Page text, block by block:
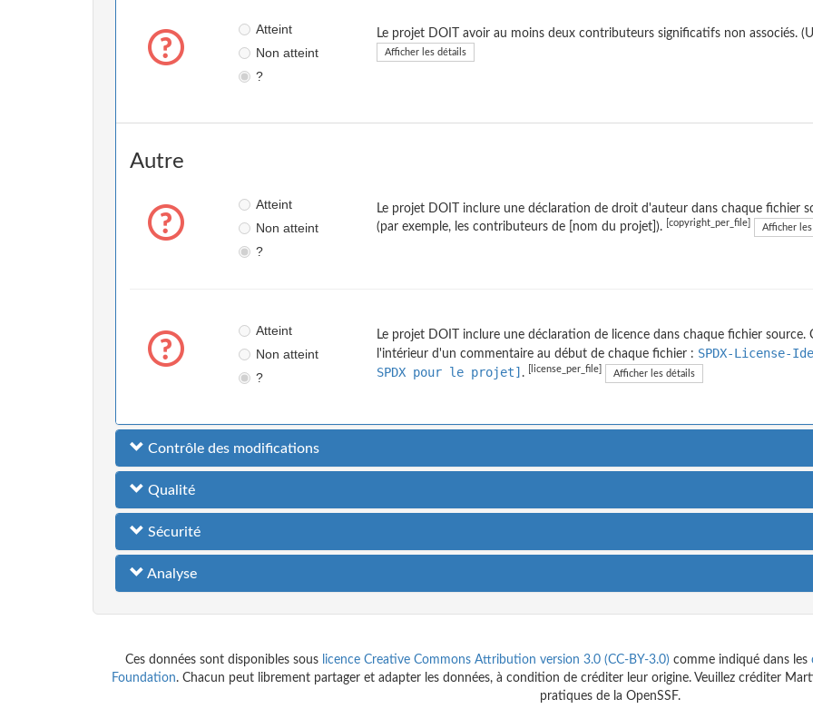
Atteint
Non atteint
?
Le projet DOIT avoir au moins deux contributeurs significatifs non associés.
Afficher les détails
Autre
Atteint
Non atteint
?
Le projet DOIT inclure une déclaration de droit d'auteur dans chaque fichier
(par exemple, les contributeurs de [nom du projet]).
[copyright_per_file] Afficher
Atteint
Non atteint
?
Le projet DOIT inclure une déclaration de licence dans chaque fichier source.
l'intérieur d'un commentaire au début de chaque fichier : SPDX-
SPDX pour le projet] . [license_per_file] Afficher les détails
Contrôle des modifications
Qualité
Sécurité
Analyse
Ces données sont disponibles sous licence Creative Commons Attribution version 3.0 (CC-BY-3.0) comme indiqué dans les
Foundation. Chacun peut librement partager et adapter les données, à condition de créditer leur origine. Veuillez créditer
pratiques de la OpenSSF.